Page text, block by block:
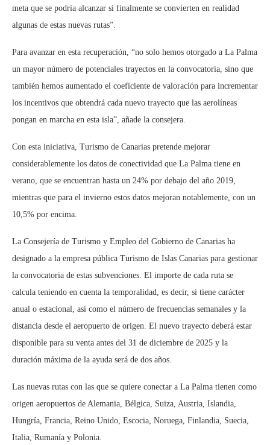
meta que se podría alcanzar si finalmente se convierten en realidad
algunas de estas nuevas rutas”.
Para avanzar en esta recuperación, “no solo hemos otorgado a La Palma
un mayor número de potenciales trayectos en la convocatoria, sino que
también hemos aumentado el coeficiente de valoración para incrementar
los incentivos que obtendrá cada nuevo trayecto que las aerolíneas
pongan en marcha en esta isla”, añade la consejera.
Con esta iniciativa, Turismo de Canarias pretende mejorar
considerablemente los datos de conectividad que La Palma tiene en
verano, que se encuentran hasta un 24% por debajo del año 2019,
mientras que para el invierno estos datos mejoran notablemente, con un
10,5% por encima.
La Consejería de Turismo y Empleo del Gobierno de Canarias ha
designado a la empresa pública Turismo de Islas Canarias para gestionar
la convocatoria de estas subvenciones. El importe de cada ruta se
calcula teniendo en cuenta la temporalidad, es decir, si tiene carácter
anual o estacional, así como el número de frecuencias semanales y la
distancia desde el aeropuerto de origen. El nuevo trayecto deberá estar
disponible para su venta antes del 31 de diciembre de 2025 y la
duración máxima de la ayuda será de dos años.
Las nuevas rutas con las que se quiere conectar a La Palma tienen como
origen aeropuertos de Alemania, Bélgica, Suiza, Austria, Islandia,
Hungría, Francia, Reino Unido, Escocia, Noruega, Finlandia, Suecia,
Italia, Rumanía y Polonia.